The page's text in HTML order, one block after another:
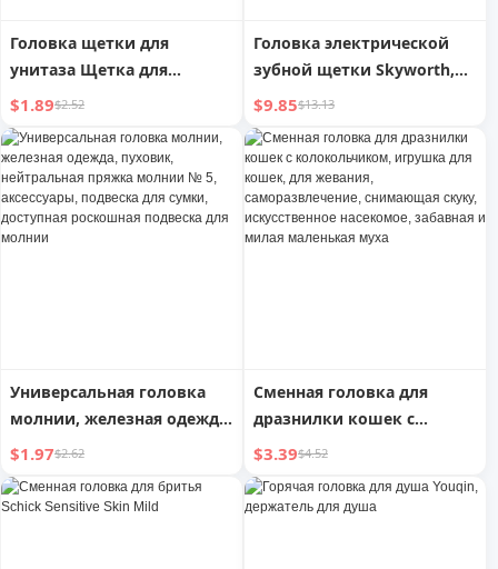
Головка щетки для
унитаза Щетка для
унитаза для дома Сменная
головка щетки
Нейтральная сменная
головка для чистки без
мертвых зон в ванной
$1.89$2.52
Головка электрической
зубной щетки Skyworth,
официальные подлинные
продукты, небольшая
головка для мороженого с
блеском для губ,
оригинальная сменная
амортизирующая, ярко-
$9.85$13.13
Универсальная головка
молнии, железная одежда,
пуховик, нейтральная
пряжка молнии № 5,
аксессуары, подвеска для
$1.97$2.62
Сменная головка для
дразнилки кошек с
колокольчиком, игрушка
для кошек, для жевания,
саморазвлечение,
$3.39$4.52